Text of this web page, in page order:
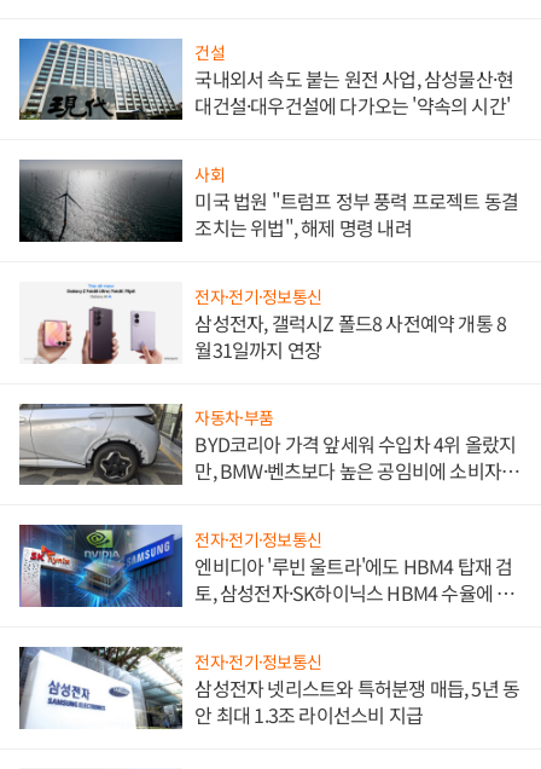
건설
국내외서 속도 붙는 원전 사업, 삼성물산·현
대건설·대우건설에 다가오는 '약속의 시간'
사회
미국 법원 "트럼프 정부 풍력 프로젝트 동결
조치는 위법", 해제 명령 내려
전자·전기·정보통신
삼성전자, 갤럭시Z 폴드8 사전예약 개통 8
월31일까지 연장
자동차·부품
BYD코리아 가격 앞세워 수입차 4위 올랐지
만, BMW·벤츠보다 높은 공임비에 소비자
전자·전기·정보통신
엔비디아 '루빈 울트라'에도 HBM4 탑재 검
토, 삼성전자·SK하이닉스 HBM4 수율에 주
전자·전기·정보통신
삼성전자 넷리스트와 특허분쟁 매듭, 5년 동
안 최대 1.3조 라이선스비 지급